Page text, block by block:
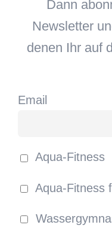
Dann
Newsletter
denen Ihr auf
Email
Aqua-Fitness
Aqua-Fitness